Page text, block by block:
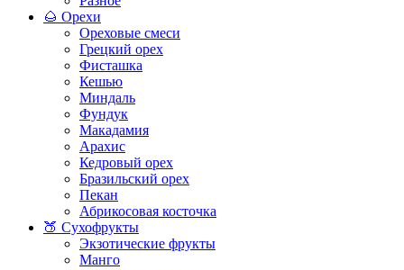
🌰 Орехи
Ореховые смеси
Грецкий орех
Фисташка
Кешью
Миндаль
Фундук
Макадамия
Арахис
Кедровый орех
Бразильский орех
Пекан
Абрикосовая косточка
🍑 Сухофрукты
Экзотические фрукты
Манго